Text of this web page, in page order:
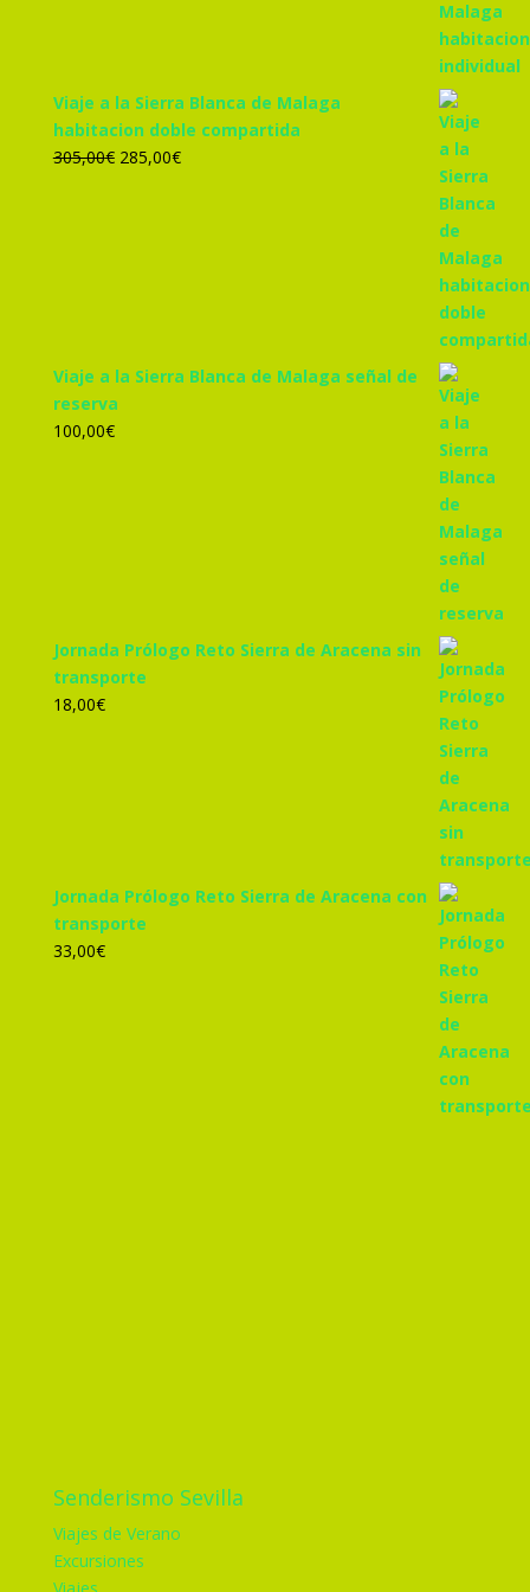
Viaje a la Sierra Blanca de Malaga
habitacion doble compartida
305,00€ El
285,00€El
Viaje a la Sierra Blanca de Malaga señal de
reserva
100,00€
Jornada Prólogo Reto Sierra de Aracena sin
transporte
18,00€
Jornada Prólogo Reto Sierra de Aracena con
transporte
33,00€
Senderismo Sevilla
Viajes de Verano
Excursiones